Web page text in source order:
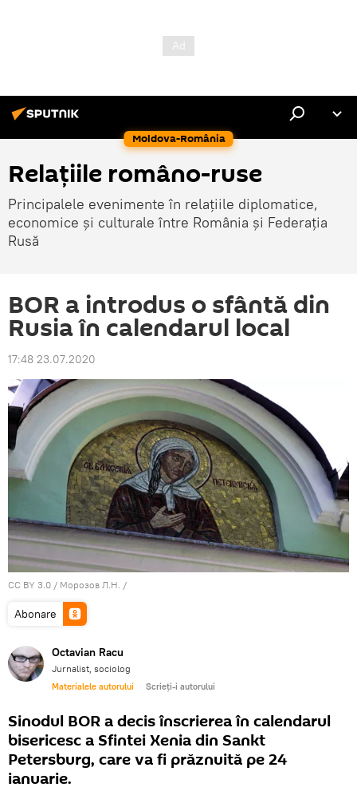
Moldova-România
Relațiile româno-ruse
Principalele evenimente în relațiile diplomatice,
economice și culturale între România și Federația
Rusă
BOR a introdus o sfântă din
Rusia în calendarul local
17:48 23.07.2020
CC BY 3.0 / Морозов Л.Н. /
Abonare
Octavian Racu
Jurnalist, sociolog
Materialele autorului Scrieți-i autorului
Sinodul BOR a decis înscrierea în calendarul
bisericesc a Sfintei Xenia din Sankt
Petersburg, care va fi prăznuită pe 24
ianuarie.